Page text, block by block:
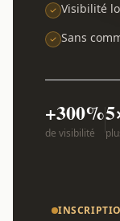
Visibilité
Sans
+300%
de visibilité